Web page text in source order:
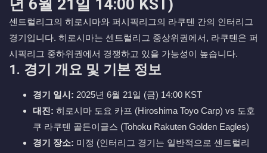
년 6월 21일 14:00 KST)
센트럴리그의 히로시마와 퍼시픽리그의 라쿠텐 간의 인터리그
경기입니다. 히로시마는 센트럴리그 중상위권에서, 라쿠텐은 퍼
시픽리그 중하위권에서 경쟁하고 있을 가능성이 높습니다.
1. 경기 개요 및 기본 정보
경기 일시: 2025년 6월 21일 (금) 14:00 KST
대진: 히로시마 도요 카프 (Hiroshima Toyo Carp) vs 도호
쿠 라쿠텐 골든이글스 (Tohoku Rakuten Golden Eagles)
경기 장소: 미정 (인터리그 경기는 일반적으로 센트럴리